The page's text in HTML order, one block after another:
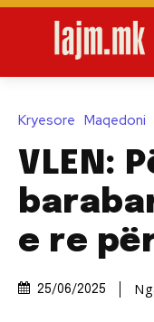
Kryesore Maqedoni
VLEN:
e re
25/06/2025